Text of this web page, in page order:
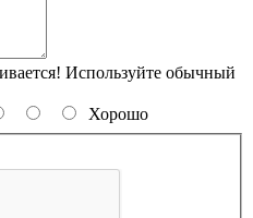
Используйте обычный
Хорошо